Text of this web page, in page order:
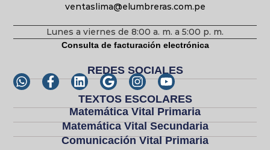
ventaslima@elumbreras.com.pe
Lunes a viernes de 8:00 a. m. a 5:00 p. m.
Consulta de facturación electrónica
REDES SOCIALES
TEXTOS ESCOLARES
Matemática Vital Primaria
Matemática Vital Secundaria
Comunicación Vital Primaria